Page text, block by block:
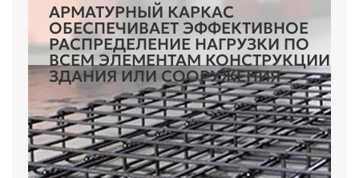
АРМАТУРНЫЙ КАРКАС
ОБЕСПЕЧИВАЕТ ЭФФЕКТИВНОЕ
РАСПРЕДЕЛЕНИЕ НАГРУЗКИ ПО
ВСЕМ ЭЛЕМЕНТАМ КОНСТРУКЦИИ
ЗДАНИЯ ИЛИ СООРУЖЕНИЯ